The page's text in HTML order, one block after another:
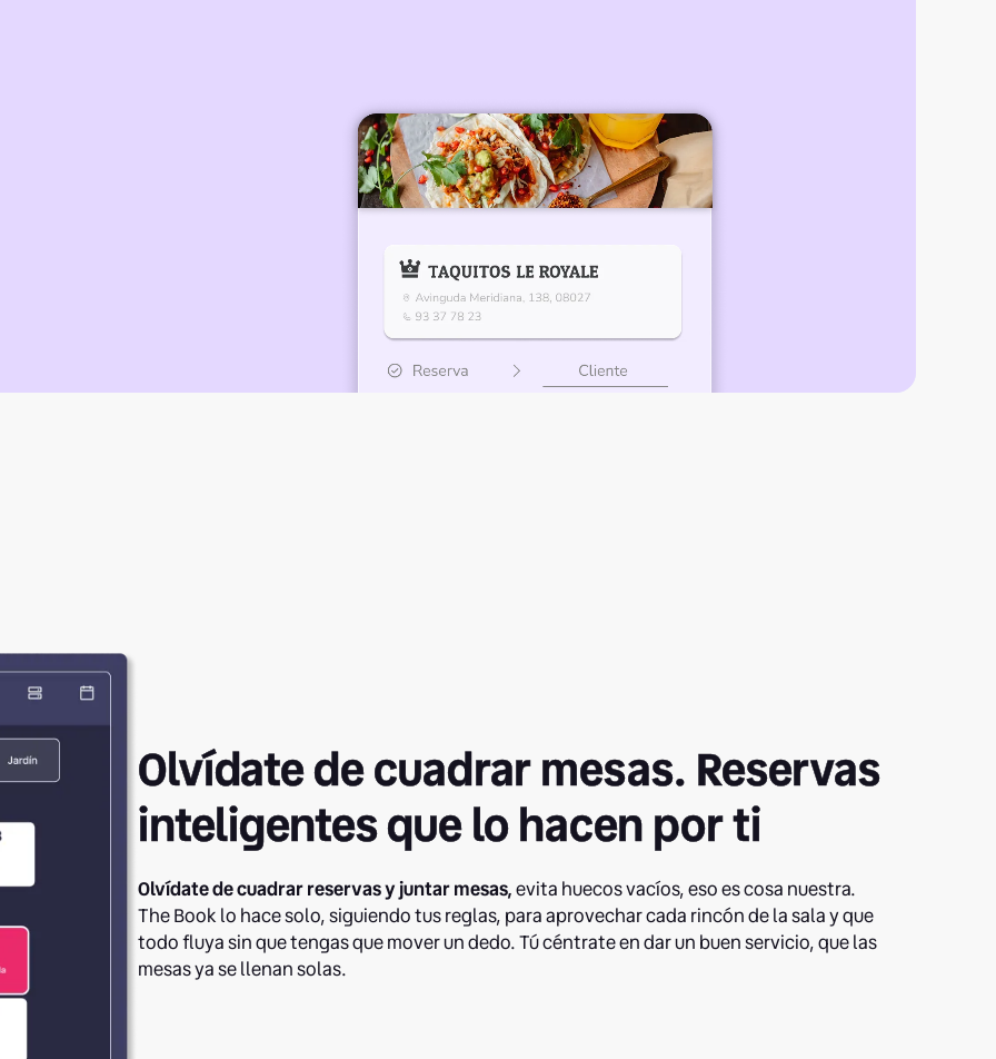
Olvídate de cuadrar mesas. Reservas
inteligentes que lo hacen por ti
Olvídate de cuadrar reservas y juntar mesas,evita huecos vacíos, eso es cosa nuestra.
The Book lo hace solo, siguiendo tus reglas, para aprovechar cada rincón de la sala y que
todo fluya sin que tengas que mover un dedo. Tú céntrate en dar un buen servicio, que las
mesas ya se llenan solas.